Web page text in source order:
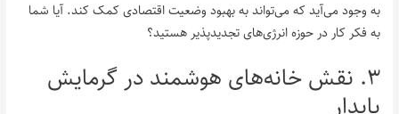
به وجود می‌آید که می‌تواند به بهبود وضعیت اقتصادی کمک کند. آیا شما
به فکر کار در حوزه انرژی‌های تجدیدپذیر هستید؟
۳. نقش خانه‌های هوشمند در گرمایش
پایدار